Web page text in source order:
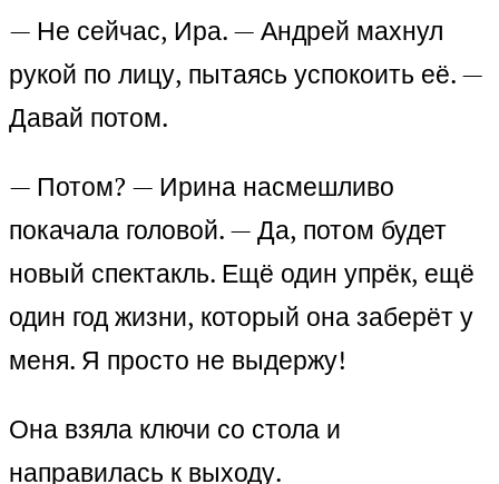
— Не сейчас, Ира. — Андрей махнул
рукой по лицу, пытаясь успокоить её. —
Давай потом.
— Потом? — Ирина насмешливо
покачала головой. — Да, потом будет
новый спектакль. Ещё один упрёк, ещё
один год жизни, который она заберёт у
меня. Я просто не выдержу!
Она взяла ключи со стола и
направилась к выходу.